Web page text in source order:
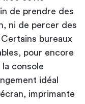
de prendre des
ni de percer des
bureaux
pour encore
la console
idéal
imprimante